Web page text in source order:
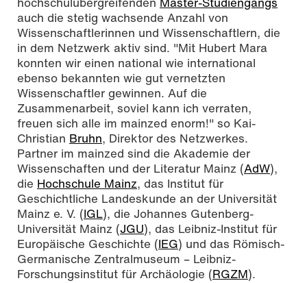
auch die stetig wachsende Anzahl von
Wissenschaftlerinnen und Wissenschaftlern, die
in dem Netzwerk aktiv sind. "Mit Hubert Mara
konnten wir einen national wie international
ebenso bekannten wie gut vernetzten
Wissenschaftler gewinnen. Auf die
Zusammenarbeit, soviel kann ich verraten,
freuen sich alle im mainzed enorm!" so Kai-
Christian Bruhn, Direktor des Netzwerkes.
Partner im mainzed sind die Akademie der
Wissenschaften und der Literatur Mainz (AdW),
die Hochschule Mainz, das Institut für
Geschichtliche Landeskunde an der Universität
Mainz e. V. (IGL), die Johannes Gutenberg-
Universität Mainz (JGU), das Leibniz-Institut für
Europäische Geschichte (IEG) und das Römisch-
Germanische Zentralmuseum – Leibniz-
Forschungsinstitut für Archäologie (RGZM).